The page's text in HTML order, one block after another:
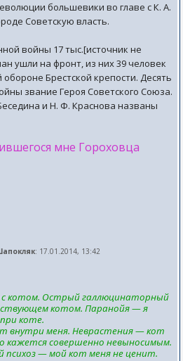
большевики во главе с К. А.
Советскую власть.
войны 17 тыс.[источник не
ушли на фронт, из них 39 человек
Брестской крепости. Десять
звание Героя Советского Союза.
и Н. Ф. Краснова названы
мне Гороховца
: 17.01.2014, 13:42
котом. Острый галлюцинаторный
котом. Паранойя — я
коте.
внутри меня. Неврастения — кот
кажется совершенно невыносимым.
психоз — мой кот меня не ценит.